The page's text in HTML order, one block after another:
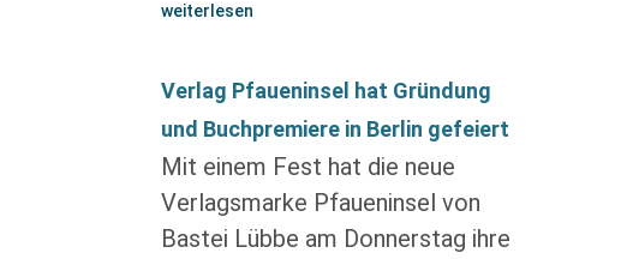
weiterlesen
Verlag Pfaueninsel hat Gründung
und Buchpremiere in Berlin gefeiert
Mit einem Fest hat die neue
Verlagsmarke Pfaueninsel von
Bastei Lübbe am Donnerstag ihre